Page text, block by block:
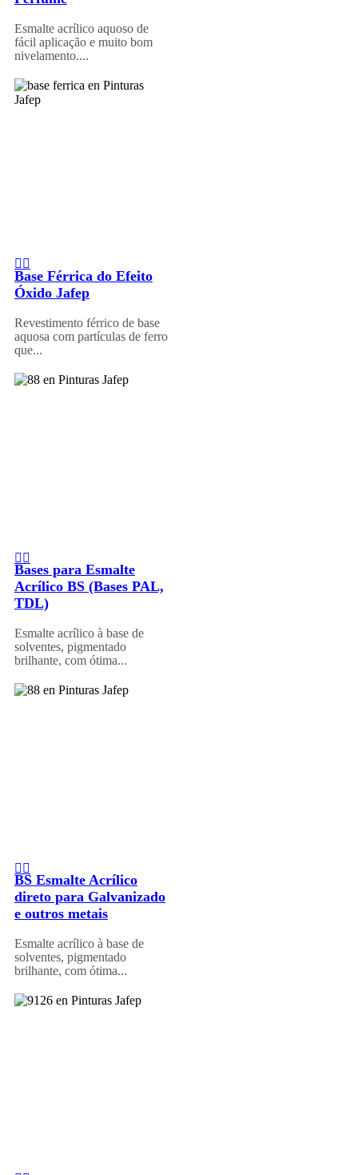
Esmalte acrílico aquoso de
fácil aplicação e muito bom
nivelamento....
Base Férrica do Efeito
Óxido Jafep
Revestimento férrico de base
aquosa com partículas de ferro
que...
Bases para Esmalte
Acrílico BS (Bases PAL,
TDL)
Esmalte acrílico à base de
solventes, pigmentado
brilhante, com ótima...
BS Esmalte Acrílico
direto para Galvanizado
e outros metais
Esmalte acrílico à base de
solventes, pigmentado
brilhante, com ótima...